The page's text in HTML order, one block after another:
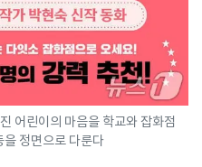
어린이의 마음을 학교와 잡화점
정면으로 다룬다